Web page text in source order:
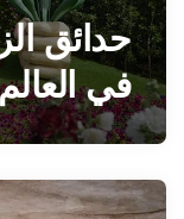
حدائق
في